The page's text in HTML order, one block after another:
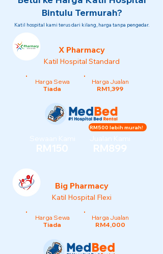
Bintulu Termurah?
Katil hospital kami terus dari kilang, harga tanpa pengedar.
X Pharmacy
Katil Hospital Standard
Harga Sewa
Tiada
Harga Jualan
RM1,399
Sewaan Kami
RM150
Jualan Kami
RM899
RM500 lebih murah!
Big Pharmacy
Katil Hospital Flexi
Harga Sewa
Tiada
Harga Jualan
RM4,000